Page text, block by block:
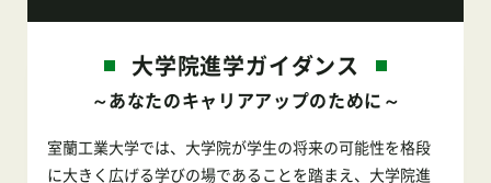
大学院進学ガイダンス
～あなたのキャリアアップのために～
室蘭工業大学では、大学院が学生の将来の可能性を格段
に大きく広げる学びの場であることを踏まえ、大学院進